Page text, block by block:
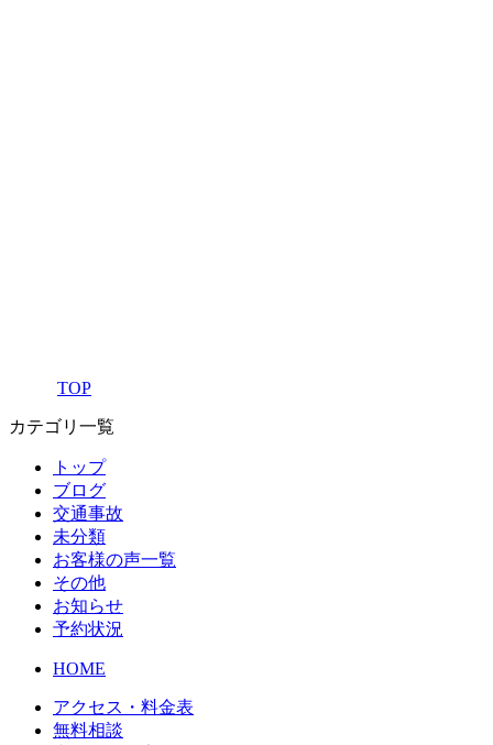
TOP
カテゴリ一覧
トップ
ブログ
交通事故
未分類
お客様の声一覧
その他
お知らせ
予約状況
HOME
アクセス・料金表
無料相談